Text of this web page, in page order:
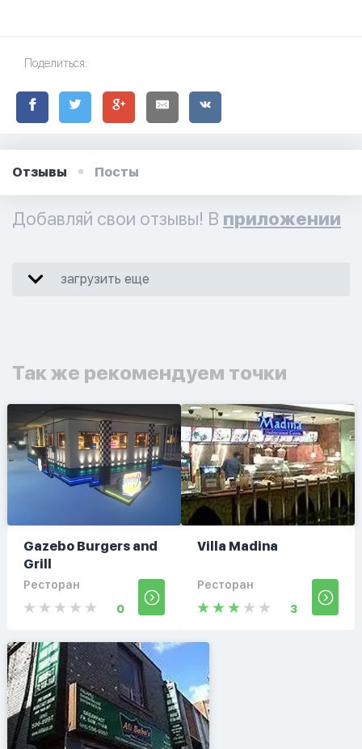
Поделиться:
Отзывы Посты
Добавляй свои отзывы! В приложении
загрузить еще
Так же рекомендуем точки
Gazebo Burgers and
Grill
Ресторан
0
Villa Madina
Ресторан
3